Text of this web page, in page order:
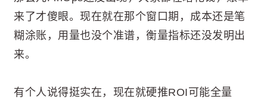
来了才傻眼。现在就在那个窗口期，成本还是笔
糊涂账，用量也没个准谱，衡量指标还没发明出
来。
有个人说得挺实在，现在就硬推ROI可能全量